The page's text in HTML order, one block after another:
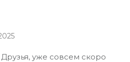
Друзья, уже совсем скоро